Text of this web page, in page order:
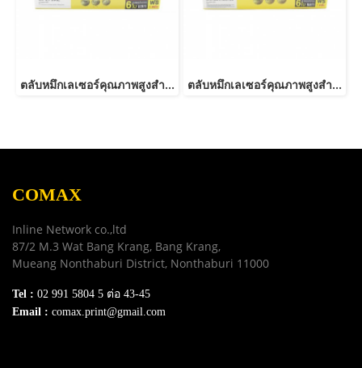
ตลับหมึกเลเซอร์คุณภาพสูงสำหรับ HP และ Canon รุ่น CF279A JUMBO ตลับหมึกเลเซอร์คุณภาพสูงสำหรับ HP และ Canon รุ่น CE278A Canon 126/128/726/728/326/328 JUMBO
COMAX
Inline Network co.,ltd
87/2 M.3 Wat Bang Krang, Bang Krang,
Mueang Nonthaburi District, Nonthaburi 11000
Tel : 02 991 5804 5 ต่อ 43-45
Email : comax.print@gmail.com